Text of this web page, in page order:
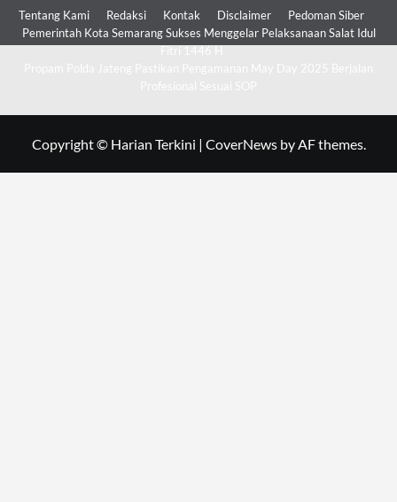
Tentang Kami Redaksi Kontak Disclaimer
Pedoman Siber
Pemerintah Kota Semarang Sukses Menggelar Pelaksanaan Salat Idul
Copyright © Harian Terkini | CoverNewsby AF themes.